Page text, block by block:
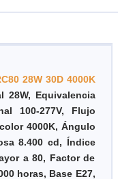
28W 30D 4000K
28W, Equivalencia
100-277V, Flujo
4000K, Ángulo
8.400 cd, Índice
a 80, Factor de
horas, Base E27,